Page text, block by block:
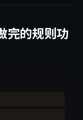
完的规则功